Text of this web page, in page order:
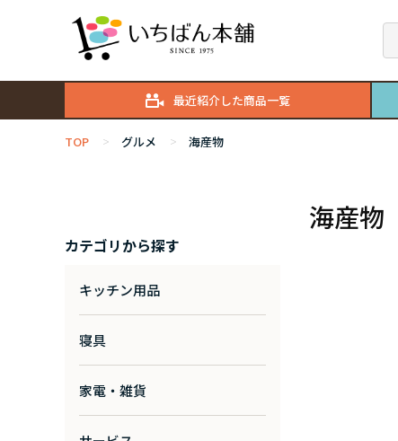
最近紹介した商品一覧
TOP グルメ 海産物
カテゴリから探す
キッチン用品
寝具
家電・雑貨
海産物